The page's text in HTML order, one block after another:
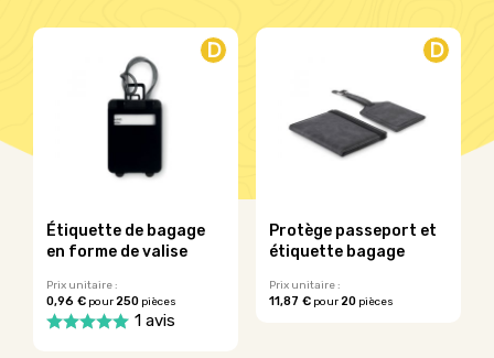
boostant la visibilité de votre entreprise à chaque voyage.
D
Étiquette de bagage
en forme de valise
Prix unitaire :
0,96 € pour250 pièces
1 avis
D
Protège passeport et
étiquette bagage
Prix unitaire :
11,87 €pour20pièces